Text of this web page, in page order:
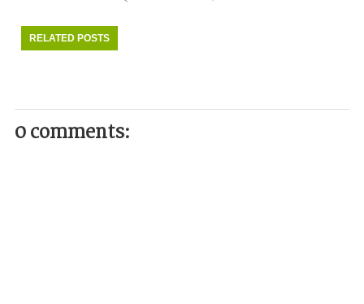
RELATED POSTS
0 comments: